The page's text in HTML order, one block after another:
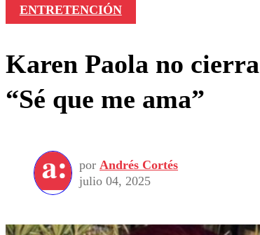
ENTRETENCIÓN
Karen Paola no
“Sé que me ama”
por Andrés Cortés
julio 04, 2025